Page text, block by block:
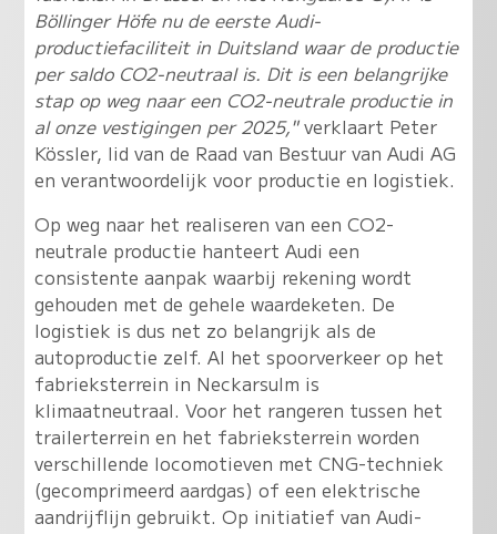
Böllinger Höfe nu de eerste Audi-
productiefaciliteit in Duitsland waar de productie
per saldo CO2-neutraal is. Dit is een belangrijke
stap op weg naar een CO2-neutrale productie in
al onze vestigingen per 2025,"verklaart Peter
Kössler, lid van de Raad van Bestuur van Audi AG
en verantwoordelijk voor productie en logistiek.
Op weg naar het realiseren van een CO2-
neutrale productie hanteert Audi een
consistente aanpak waarbij rekening wordt
gehouden met de gehele waardeketen. De
logistiek is dus net zo belangrijk als de
autoproductie zelf. Al het spoorverkeer op het
fabrieksterrein in Neckarsulm is
klimaatneutraal. Voor het rangeren tussen het
trailerterrein en het fabrieksterrein worden
verschillende locomotieven met CNG-techniek
(gecomprimeerd aardgas) of een elektrische
aandrijflijn gebruikt. Op initiatief van Audi-